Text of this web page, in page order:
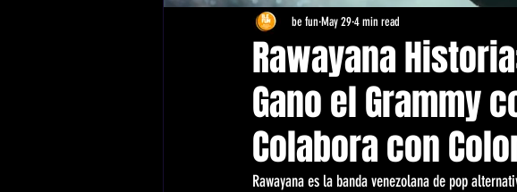
Rawayana
Gano el Grammy
Colabora con
be fun May 294 min read
Rawayana es la banda venezolana de pop